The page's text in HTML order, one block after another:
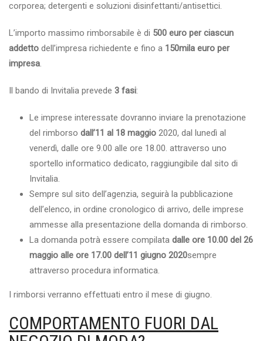
corporea; detergenti e soluzioni disinfettanti/antisettici.
L’importo massimo rimborsabile è di 500 euro per ciascun
addetto dell’impresa richiedente e fino a 150mila euro per
impresa.
Il bando di Invitalia prevede 3 fasi:
Le imprese interessate dovranno inviare la prenotazione
del rimborso dall’11 al 18 maggio 2020, dal lunedì al
venerdì, dalle ore 9.00 alle ore 18.00. attraverso uno
sportello informatico dedicato, raggiungibile dal sito di
Invitalia.
Sempre sul sito dell’agenzia, seguirà la pubblicazione
dell’elenco, in ordine cronologico di arrivo, delle imprese
ammesse alla presentazione della domanda di rimborso.
La domanda potrà essere compilata dalle ore 10.00 del 26
maggio alle ore 17.00 dell’11 giugno 2020sempre
attraverso procedura informatica.
I rimborsi verranno effettuati entro il mese di giugno.
COMPORTAMENTO FUORI DAL